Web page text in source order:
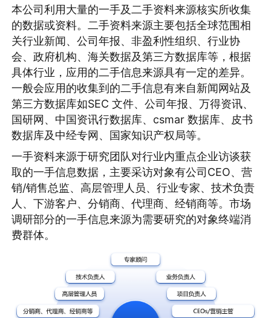
本公司利用大量的一手及二手资料来源核实所收集
的数据或资料。二手资料来源主要包括全球范围相
关行业新闻、公司年报、非盈利性组织、行业协
会、政府机构、海关数据及第三方数据库等，根据
具体行业，应用的二手信息来源具有一定的差异。
一般会应用的收集到的二手信息有来自新闻网站及
第三方数据库如SEC 文件、公司年报、万得资讯、
国研网、中国资讯行数据库、csmar 数据库、皮书
数据库及中经专网、国家知识产权局等。
一手资料来源于研究团队对行业内重点企业访谈获
取的一手信息数据，主要采访对象有公司CEO、营
销/销售总监、高层管理人员、行业专家、技术负责
人、下游客户、分销商、代理商、经销商等。市场
调研部分的一手信息来源为需要研究的对象终端消
费群体。